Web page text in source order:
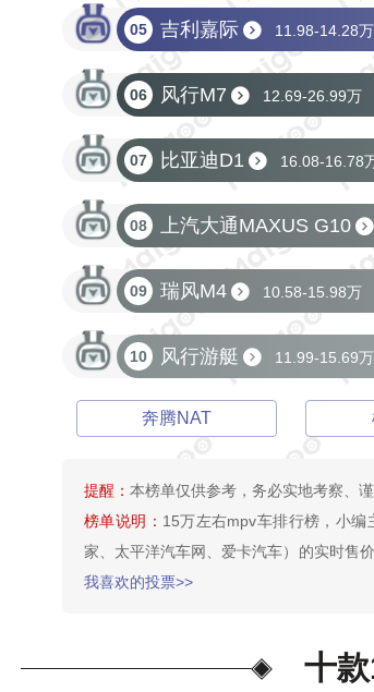
05 吉利嘉际 11.98-14.28万
06 风行M7 12.69-26.99万
07 比亚迪D1 16.08-16.78
08 上汽大通MAXUS G10
09 瑞风M4 10.58-15.98万
10 风行游艇 11.99-15.69万
奔腾NAT
提醒： 本榜单仅供参考，务必实地考察、
榜单说明： 15万左右mpv车排行榜，小
家、太平洋汽车网、爱卡汽车）的实时售
我喜欢的投票>>
十